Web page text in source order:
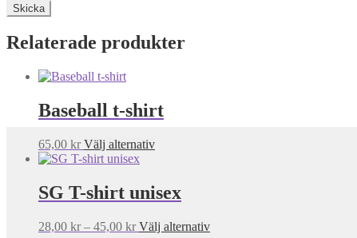
Relaterade produkter
Baseball t-shirt
65,00 kr Välj alternativDen
har
flera
De
SG T-shirt unisex
28,00 kr – 45,00 krPrisintervall:
Välj alternativDen